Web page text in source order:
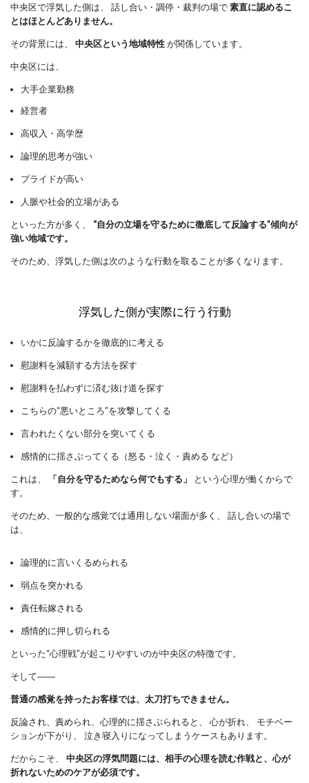
中央区で浮気した側は、 話し合い・調停・裁判の場で素直に認めるこ
とはほとんどありません。
その背景には、 中央区という地域特性が関係しています。
中央区には、
大手企業勤務
経営者
高収入・高学歴
論理的思考が強い
プライドが高い
人脈や社会的立場がある
といった方が多く、 “自分の立場を守るために徹底して反論する”傾向が
強い地域です。
そのため、浮気した側は次のような行動を取ることが多くなります。
浮気した側が実際に行う行動
いかに反論するかを徹底的に考える
慰謝料を減額する方法を探す
慰謝料を払わずに済む抜け道を探す
こちらの“悪いところ”を攻撃してくる
言われたくない部分を突いてくる
感情的に揺さぶってくる（怒る・泣く・責める など）
これは、 「自分を守るためなら何でもする」
という心理が働くからで
す。
そのため、一般的な感覚では通用しない場面が多く、 話し合いの場で
は、
論理的に言いくるめられる
弱点を突かれる
責任転嫁される
感情的に押し切られる
といった“心理戦”が起こりやすいのが中央区の特徴です。
そして――
普通の感覚を持ったお客様では、太刀打ちできません。
反論され、責められ、心理的に揺さぶられると、 心が折れ、 モチベー
ションが下がり、 泣き寝入りになってしまうケースもあります。
だからこそ、 中央区の浮気問題には、相手の心理を読む作戦と、心が
折れないためのケアが必須です。